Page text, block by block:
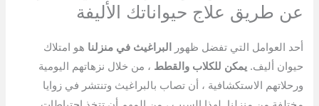
عن طريق علاج حيواناتك الأليفة
أحد العوامل التي تفضل ظهور البراغيث في منزلنا هو امتلاك
حيوان أليف.يمكن للكلاب والقطط ، من خلال نزهاتهم اليومية
ورحلاتهم الاستكشافية ، أن تصاب بالبراغيث وتنتشر في زوايا